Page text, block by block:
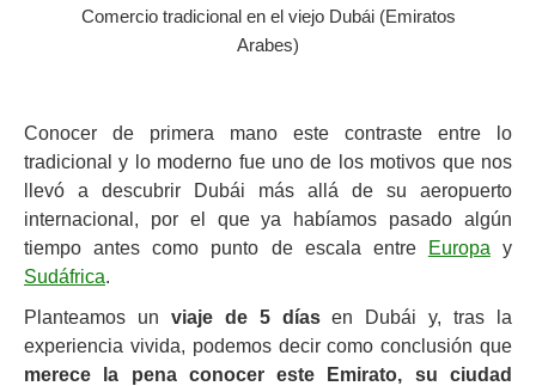
Comercio tradicional en el viejo Dubái (Emiratos
Arabes)
Conocer de primera mano este contraste entre lo
tradicional y lo moderno fue uno de los motivos que nos
llevó a descubrir Dubái más allá de su aeropuerto
internacional, por el que ya habíamos pasado algún
tiempo antes como punto de escala entre
Europa y
Sudáfrica.
Planteamos un viaje de 5 díasen Dubái y, tras la
experiencia vivida, podemos decir como conclusión que
merece la pena conocer este Emirato, su ciudad